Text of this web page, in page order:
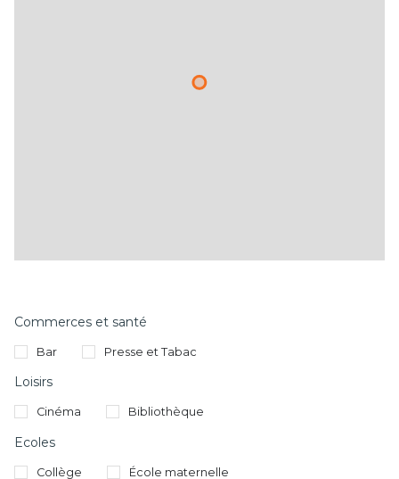
Commerces et santé
Bar Presse et Tabac
Loisirs
Cinéma Bibliothèque
Ecoles
Collège École maternelle